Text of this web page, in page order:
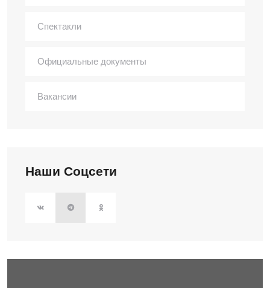
Спектакли
Официальные документы
Вакансии
Наши Соцсети